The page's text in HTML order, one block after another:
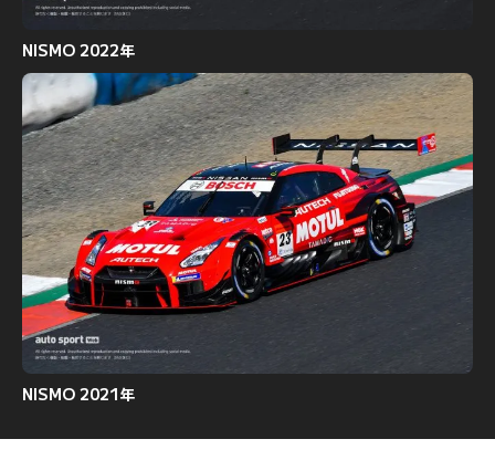
NISMO 2022年
NISMO 2021年